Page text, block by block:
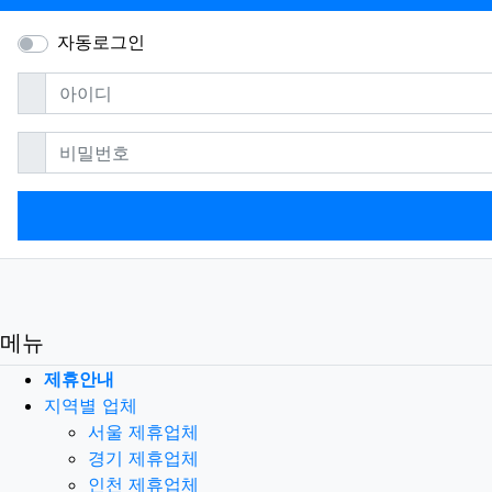
자동로그인
아이디필수
비밀번호필수
메뉴
제휴안내
지역별 업체
서울 제휴업체
경기 제휴업체
인천 제휴업체